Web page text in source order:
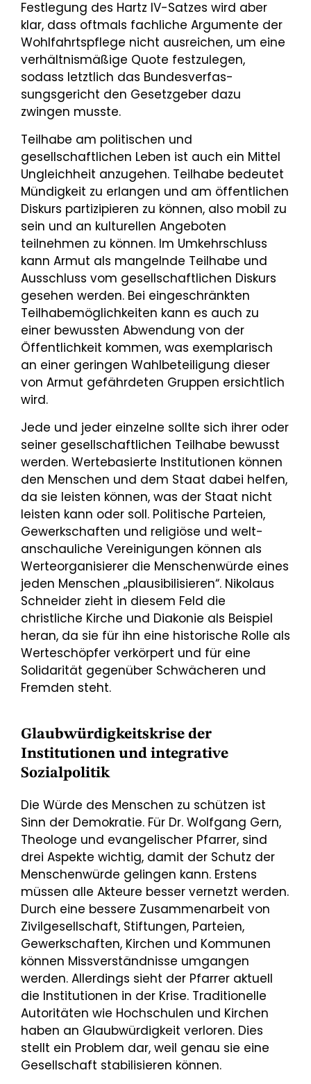
Festlegung des Hartz IV-Satzes wird aber
klar, dass oftmals fachliche Argumente der
Wohlfahrtspflege nicht ausreichen, um eine
verhältnismäßige Quote festzulegen,
sodass letztlich das Bundesverfas­
sungsgericht den Gesetzgeber dazu
zwingen musste.
Teilhabe am politischen und
gesellschaftlichen Leben ist auch ein Mittel
Ungleichheit anzugehen. Teilhabe bedeutet
Mündigkeit zu erlangen und am öffentlichen
Diskurs partizipieren zu können, also mobil zu
sein und an kulturellen Angeboten
teilnehmen zu können. Im Umkehrschluss
kann Armut als mangelnde Teilhabe und
Ausschluss vom gesellschaftlichen Diskurs
gesehen werden. Bei einge­schränkten
Teilhabemöglichkeiten kann es auch zu
einer bewussten Abwendung von der
Öffentlichkeit kommen, was exemplarisch
an einer geringen Wahlbeteiligung dieser
von Armut gefährdeten Gruppen ersichtlich
wird.
Jede und jeder einzelne sollte sich ihrer oder
seiner gesellschaftlichen Teilhabe bewusst
werden. Wertebasierte Institutionen können
den Menschen und dem Staat dabei helfen,
da sie leisten können, was der Staat nicht
leisten kann oder soll. Politische Parteien,
Gewerkschaften und religiöse und welt­
anschauliche Vereinigungen können als
Werteorganisierer die Menschenwürde eines
jeden Menschen „plausibilisieren“. Nikolaus
Schneider zieht in diesem Feld die
christliche Kirche und Diakonie als Beispiel
heran, da sie für ihn eine historische Rolle als
Werteschöpfer verkörpert und für eine
Solida­rität gegenüber Schwächeren und
Fremden steht.
Glaubwürdigkeitskrise der
Institutionen und integrative
Sozialpolitik
Die Würde des Menschen zu schützen ist
Sinn der Demokratie. Für Dr. Wolfgang Gern,
Theologe und evangelischer Pfarrer, sind
drei Aspekte wichtig, damit der Schutz der
Menschenwürde gelingen kann. Erstens
müssen alle Akteure besser vernetzt werden.
Durch eine bessere Zusammenarbeit von
Zivil­gesellschaft, Stiftungen, Parteien,
Gewerkschaften, Kirchen und Kommunen
können Missverständ­nisse umgangen
werden. Allerdings sieht der Pfarrer aktuell
die Institutionen in der Krise. Traditio­nelle
Autoritäten wie Hochschulen und Kirchen
haben an Glaubwürdigkeit verloren. Dies
stellt ein Problem dar, weil genau sie eine
Gesellschaft stabilisieren können.